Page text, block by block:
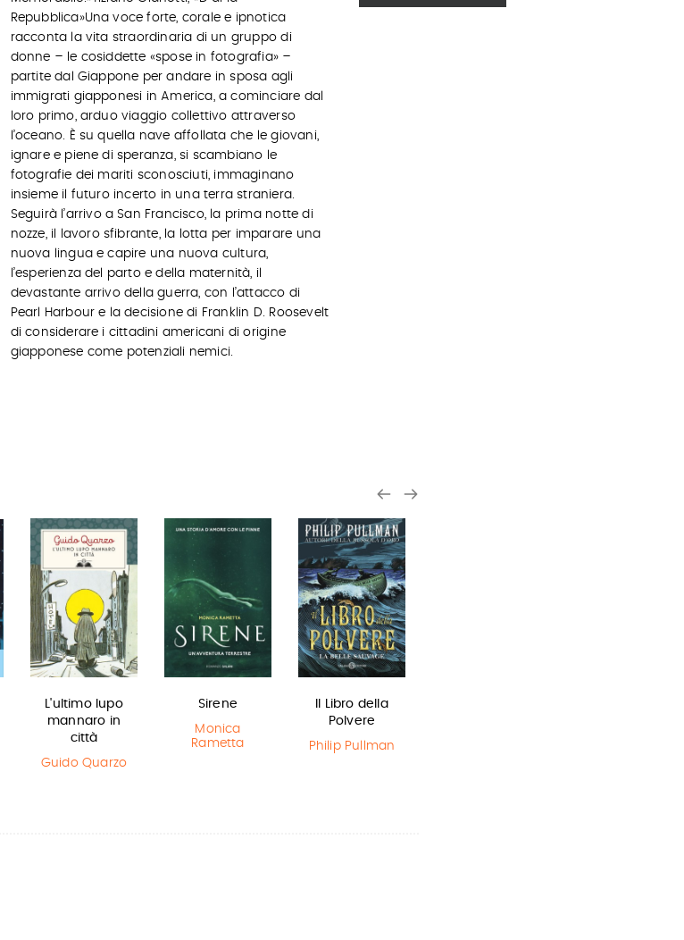
Repubblica»Una voce forte, corale e ipnotica
racconta la vita straordinaria di un gruppo di
donne – le cosiddette «spose in fotografia» –
partite dal Giappone per andare in sposa agli
immigrati giapponesi in America, a cominciare dal
loro primo, arduo viaggio collettivo attraverso
l’oceano. È su quella nave affollata che le giovani,
ignare e piene di speranza, si scambiano le
fotografie dei mariti sconosciuti, immaginano
insieme il futuro incerto in una terra straniera.
Seguirà l’arrivo a San Francisco, la prima notte di
nozze, il lavoro sfibrante, la lotta per imparare una
nuova lingua e capire una nuova cultura,
l’esperienza del parto e della maternità, il
devastante arrivo della guerra, con l’attacco di
Pearl Harbour e la decisione di Franklin D. Roosevelt
di considerare i cittadini americani di origine
giapponese come potenziali nemici.
L'ultimo lupo
mannaro in
città
Guido Quarzo
Sirene
Monica
Rametta
Il Libro della
Polvere
Philip Pullman